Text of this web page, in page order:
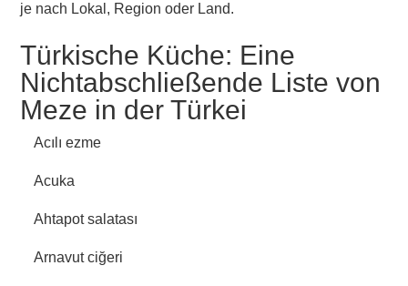
je nach Lokal, Region oder Land.
Türkische Küche: Eine
Nichtabschließende Liste von
Meze in der Türkei
Acılı ezme
Acuka
Ahtapot salatası
Arnavut ciğeri